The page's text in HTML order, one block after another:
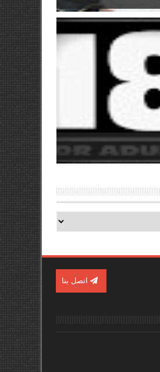
اتصل بنا